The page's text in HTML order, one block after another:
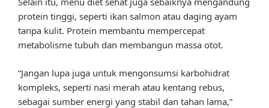
protein tinggi, seperti ikan salmon atau daging ayam
tanpa kulit. Protein membantu mempercepat
metabolisme tubuh dan membangun massa otot.
“Jangan lupa juga untuk mengonsumsi karbohidrat
kompleks, seperti nasi merah atau kentang rebus,
sebagai sumber energi yang stabil dan tahan lama,”